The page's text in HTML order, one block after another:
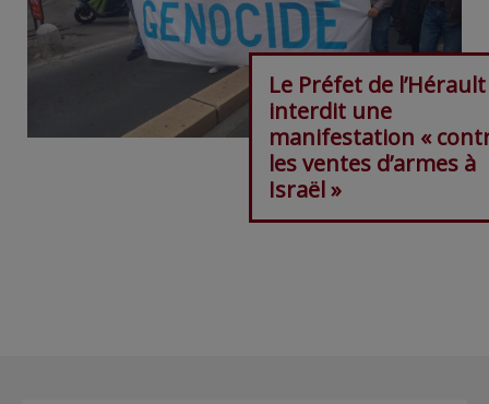
Le Préfet de l’Hérault
interdit une
manifestation «
les ventes d’armes à
Israël »